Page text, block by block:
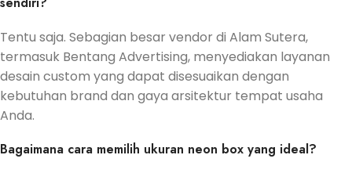
Tentu saja. Sebagian besar vendor di Alam Sutera,
termasuk Bentang Advertising, menyediakan layanan
desain custom yang dapat disesuaikan dengan
kebutuhan brand dan gaya arsitektur tempat usaha
Anda.
Bagaimana cara memilih ukuran neon box yang ideal?